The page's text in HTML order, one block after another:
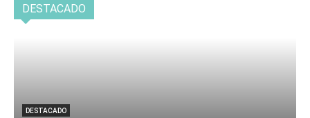
DESTACADO
DESTACADO